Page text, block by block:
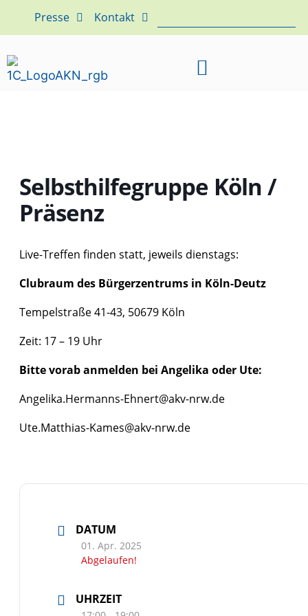
Presse Kontakt
Selbsthilfegruppe Köln /
Präsenz
Live-Treffen finden statt, jeweils dienstags:
Clubraum des Bürgerzentrums in Köln-Deutz
Tempelstraße 41-43, 50679 Köln
Zeit: 17 – 19 Uhr
Bitte vorab anmelden bei Angelika oder Ute:
Angelika.Hermanns-Ehnert@akv-nrw.de
Ute.Matthias-Kames@akv-nrw.de
DATUM
01. Apr. 2025
Abgelaufen!
UHRZEIT